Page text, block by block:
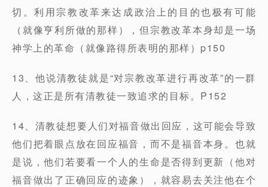
切。利用宗教改革来达成政治上的目的也极有可能
（就像亨利所做的那样），但宗教改革本身却是一场
神学上的革命（就像路得所表明的那样）p150
13、他说清教徒就是“对宗教改革进行再改革”的一群
人，这正是所有清教徒一致追求的目标。P152
14、清教徒想要人们对福音做出回应，这可能会导致
他们把着眼点放在回应福音，而不是福音本身。也就
是说，他们若要看一个人的生命是否得到更新（他对
福音做出了正确回应的迹象），就容易去关注他在个